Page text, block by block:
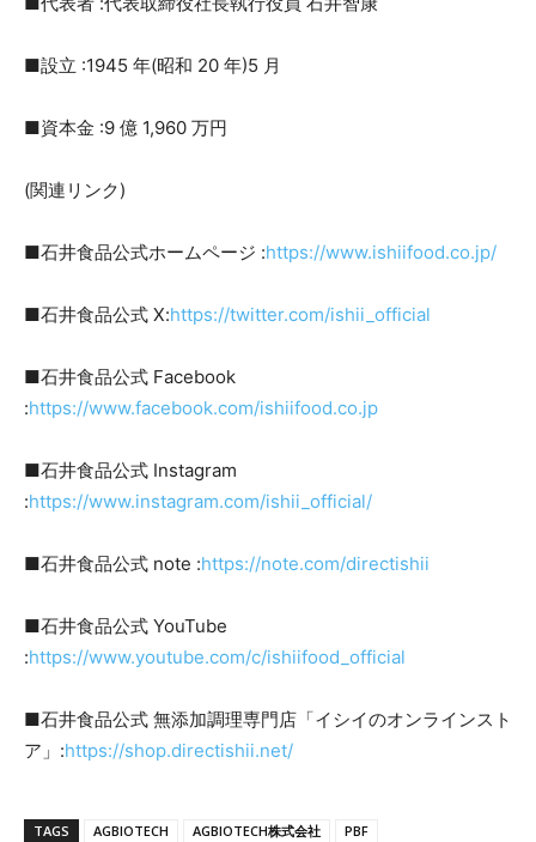
■設立 :1945 年(昭和 20 年)5 月
■資本金 :9 億 1,960 万円
(関連リンク)
■石井食品公式ホームページ :https://www.ishiifood.co.jp/
■石井食品公式 X:https://twitter.com/ishii_official
■石井食品公式 Facebook
:https://www.facebook.com/ishiifood.co.jp
■石井食品公式 Instagram
:https://www.instagram.com/ishii_official/
■石井食品公式 note :https://note.com/directishii
■石井食品公式 YouTube
:https://www.youtube.com/c/ishiifood_official
■石井食品公式 無添加調理専門店「イシイのオンラインスト
ア」:https://shop.directishii.net/
TAGS AGBIOTECH AGBIOTECH株式会社
PBF